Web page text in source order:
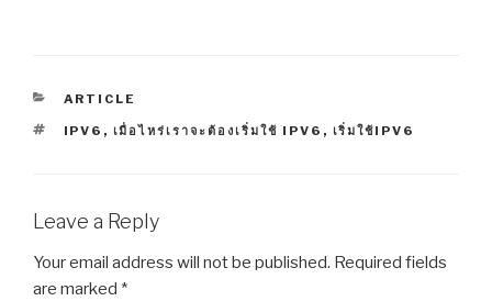
CATEGORIES
ARTICLE
TAGS
IPV6 , เมื่อไหร่เราจะต้องเริ่มใช้ IPV6 , เริ่มใช้IPV6
Leave a Reply
Your email address will not be published. Required fields
are marked *